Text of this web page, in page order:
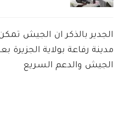
الجدير بالذكر ان الجيش
مدينة رفاعة بولاية الجزيرة
الجيش والدعم السريع